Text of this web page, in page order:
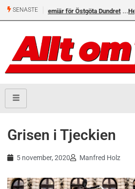
SENASTE
för Östgöta Dundret
Helsvarta Deadwood – Ny
Grisen i Tjeckien
5 november, 2020 Manfred Holz